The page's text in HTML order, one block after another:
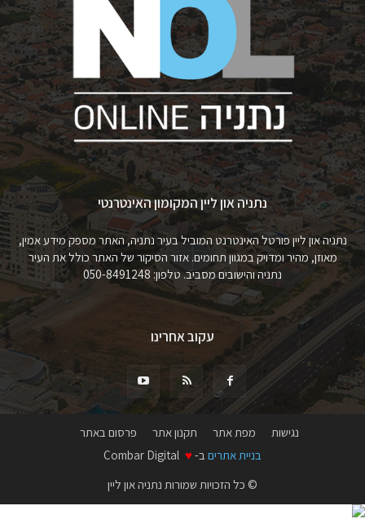
נתניה און ליין המקומון האינטרנטי
נתניה און ליין פורטל האינטרנט המוביל בעיר נתניה, האתר מספק מידע אמין,
מאוזן, מהיר ומדויק במגוון תחומים. אזור הסיקור של האתר כולל את העיר
נתניה והישובים מסביב. טלפון: 050-8491248
עקוב אחרינו
נגישות מפת אתר תקנון אתר
פרסום באתר
בניית אתרים ב- ♥
© כל הזכויות שמורות נתניה און ליין